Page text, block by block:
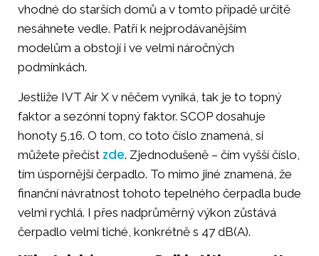
vhodné do starších domů a v tomto případě určitě
nesáhnete vedle. Patří k nejprodávanějším
modelům a obstojí i ve velmi náročných
podmínkách.
Jestliže IVT Air X v něčem vyniká, tak je to topný
faktor a sezónní topný faktor. SCOP dosahuje
honoty 5,16. O tom, co toto číslo znamená, si
můžete přečíst zde. Zjednodušeně – čím vyšší číslo,
tím úspornější čerpadlo. To mimo jiné znamená, že
finanční návratnost tohoto tepelného čerpadla bude
velmi rychlá. I přes nadprůměrný výkon zůstává
čerpadlo velmi tiché, konkrétně s 47 dB(A).